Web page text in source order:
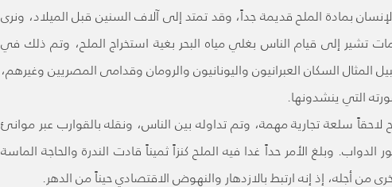
بمادة الملح قديمة جداً، وقد تمتد إلى آلاف السنين قبل الميلاد، ونرى
تشير إلى قيام الناس بغلي مياه البحر بغية استخراج الملح، وتم ذلك في
السكان العبرانيون واليونانيون والرومان وقدامى المصريين وغيرهم،
التي ينشدونها.
سلعة تجارية مهمة، وتم تداوله بين الناس، ونقله بالقوارب عبر موانئ
وبلغ الأمر حداً غدا فيه الملح كنزاً ثميناً قادت الندرة والحاجة الماسة
من أجله، إذ إنه ارتبط بالازدهار والنهوض الاقتصادي حيناً من الدهر.